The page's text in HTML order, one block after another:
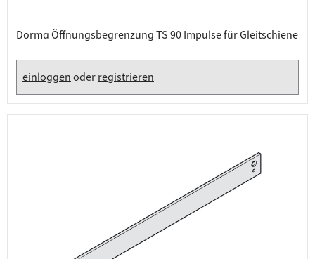
Dorma Öffnungsbegrenzung TS 90 Impulse für Gleitschiene
einloggenoderregistrieren